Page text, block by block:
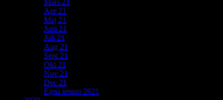
Apr 21
Maj 21
Juni 21
Juli 21
Aug 21
Sept 21
Okt 21
Nov 21
Dec 21
Egna teman 2021